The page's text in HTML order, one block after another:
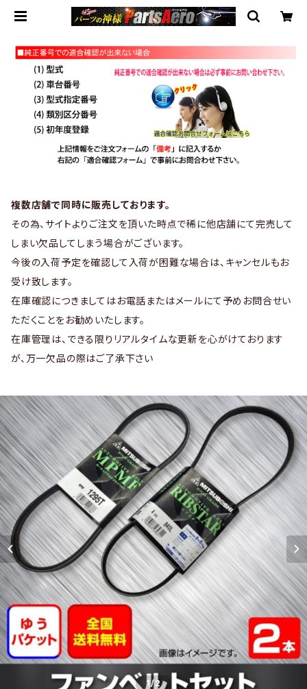
複数店舗で同時に販売しております。
その為、サイトよりご注文を頂いた時点で稀に他店舗にて完売して
しまい欠品してしまう場合がございます。
今後の入荷予定を確認して入荷が困難な場合は、キャンセルもお
受け致します。
在庫確認につきましてはお電話またはメールにて予めお問合せい
ただくことをお勧めいたします。
在庫管理は、できる限りリアルタイムな更新を心がけております
が、万一欠品の際はご了承下さい
1/2